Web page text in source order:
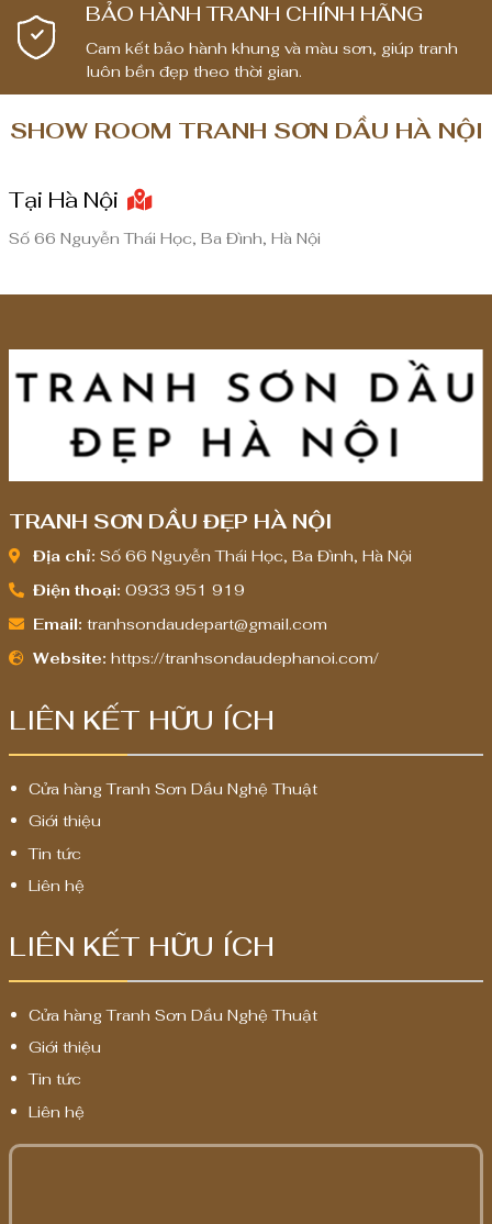
BẢO HÀNH TRANH CHÍNH HÃNG
Cam kết bảo hành khung và màu sơn, giúp tranh
luôn bền đẹp theo thời gian.
SHOW ROOM TRANH SƠN DẦU HÀ NỘI
Tại Hà Nội
Số 66 Nguyễn Thái Học, Ba Đình, Hà Nội
TRANH SƠN DẦU ĐẸP HÀ NỘI
Địa chỉ: Số 66 Nguyễn Thái Học, Ba Đình, Hà Nội
Điện thoại: 0933 951 919
Email: tranhsondaudepart@gmail.com
Website: https://tranhsondaudephanoi.com/
LIÊN KẾT HỮU ÍCH
Cửa hàng Tranh Sơn Dầu Nghệ Thuật
Giới thiệu
Tin tức
Liên hệ
LIÊN KẾT HỮU ÍCH
Cửa hàng Tranh Sơn Dầu Nghệ Thuật
Giới thiệu
Tin tức
Liên hệ